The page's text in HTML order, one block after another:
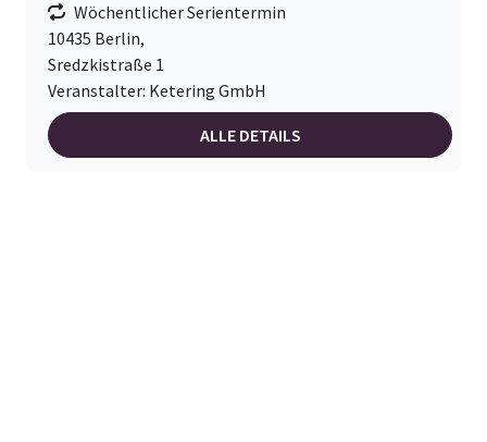
Wöchentlicher Serientermin
10435 Berlin,
Sredzkistraße 1
Veranstalter: Ketering GmbH
ALLE DETAILS